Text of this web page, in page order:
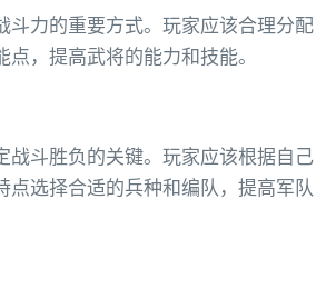
斗力的重要方式。玩家应该合理分配
点，提高武将的能力和技能。
战斗胜负的关键。玩家应该根据自己
点选择合适的兵种和编队，提高军队